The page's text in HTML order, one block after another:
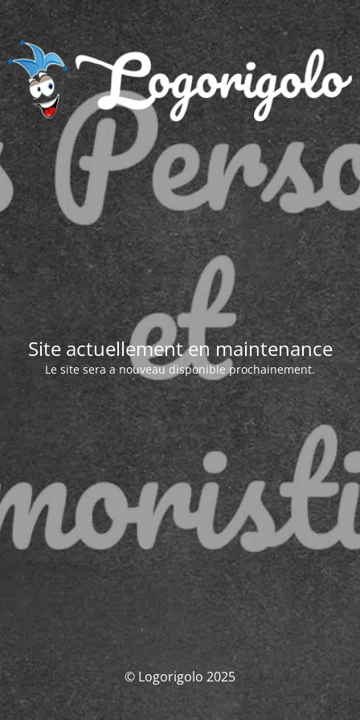
Site actuellement en maintenance
Le site sera a nouveau disponible prochainement.
© Logorigolo 2025